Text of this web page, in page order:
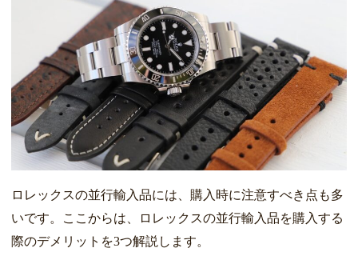
ロレックスの並行輸入品には、購入時に注意すべき点も多
いです。ここからは、ロレックスの並行輸入品を購入する
際のデメリットを3つ解説します。